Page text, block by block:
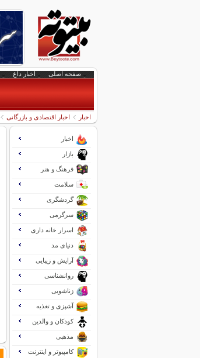
صفحه اصلی اخبار داغ
اخبار اخبار اقتصادی و بازرگانی
اخبار
بازار
فرهنگ و هنر
سلامت
گردشگری
سرگرمی
اسرار خانه داری
دنیای مد
آرایش و زیبایی
روانشناسی
زناشویی
آشپزی و تغذیه
کودکان و والدین
مذهبی
کامپیوتر و اینترنت